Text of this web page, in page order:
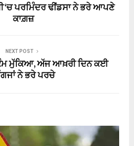
‘ਚ ਪਰਮਿੰਦਰ ਢੀਂਡਸਾ ਨੇ ਭਰੇ ਆਪਣੇ
ਕਾਗ਼ਜ਼
NEXT POST
ਮੁੱਕਿਆ, ਅੱਜ ਆਖ਼ਰੀ ਦਿਨ ਕਈ
ਨੇ ਭਰੇ ਪਰਚੇ